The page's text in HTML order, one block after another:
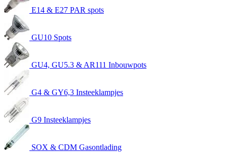
E14 & E27 PAR spots
GU10 Spots
GU4, GU5.3 & AR111 Inbouwpots
G4 & GY6,3 Insteeklampjes
G9 Insteeklampjes
SOX & CDM Gasontlading